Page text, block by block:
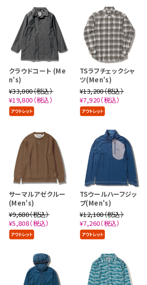
クラウドコート (Me
n's)
¥33,000（税込）
¥19,800（税込）
TSラフチェックシャ
ツ(Men's)
¥13,200（税込）
¥7,920（税込）
サーマルアゼクルー
(Men's)
¥9,680（税込）
¥5,808（税込）
TSウールハーフジッ
プ(Men's)
¥12,100（税込）
¥7,260（税込）